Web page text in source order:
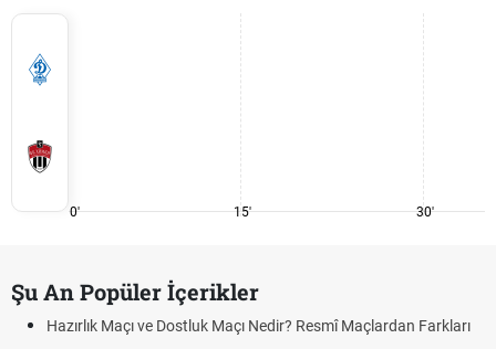
0' 15' 30'
Şu An Popüler İçerikler
Hazırlık Maçı ve Dostluk Maçı Nedir? Resmî Maçlardan Farkları